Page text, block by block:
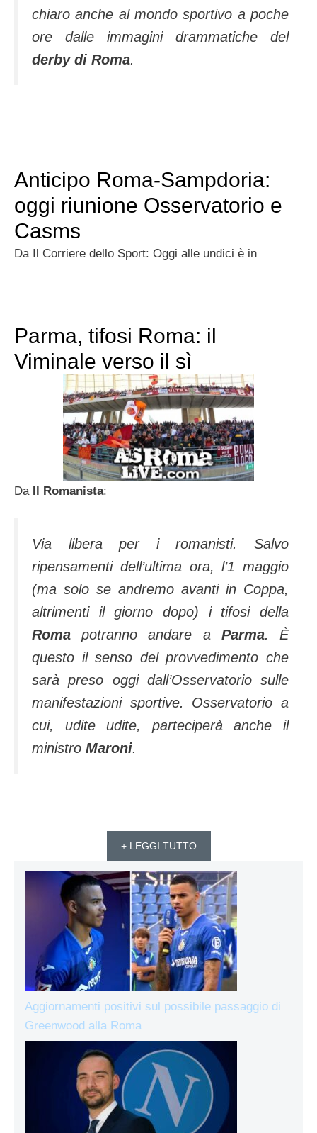
chiaro anche al mondo sportivo a poche
ore dalle immagini drammatiche del
derby di Roma.
Anticipo Roma-Sampdoria:
oggi riunione Osservatorio e
Casms
Da Il Corriere dello Sport: Oggi alle undici è in
Parma, tifosi Roma: il
Viminale verso il sì
Da Il Romanista:
Via libera per i romanisti. Salvo
ripensamenti dell’ultima ora, l’1 maggio
(ma solo se andremo avanti in Coppa,
altrimenti il giorno dopo) i tifosi della
Roma potranno andare a Parma. È
questo il senso del provvedimento che
sarà preso oggi dall’Osservatorio sulle
manifestazioni sportive. Osservatorio a
cui, udite udite, parteciperà anche il
ministro Maroni.
+ LEGGI TUTTO
Aggiornamenti positivi sul possibile passaggio di
Greenwood alla Roma